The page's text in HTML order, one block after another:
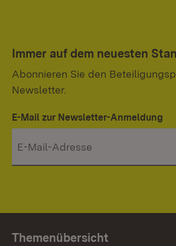
Immer auf dem neuesten
Abonnieren Sie den
Newsletter.
E-Mail zur Newsletter-Anmeldung
Themenübersicht